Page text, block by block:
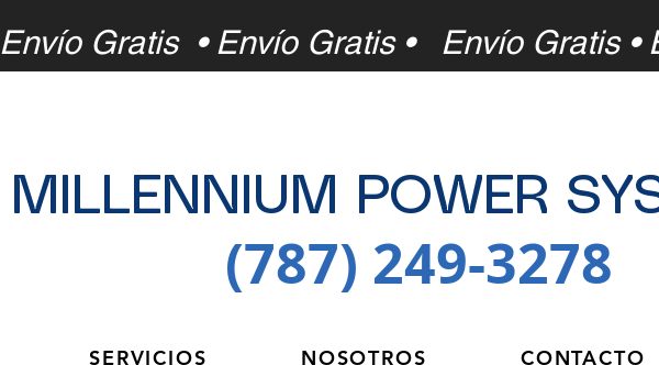
Envío Gratis • Envío Gratis • Envío Gratis •
MILLENNIUM POWER
(787) 249-3278
SERVICIOS NOSOTROS CONTACTO